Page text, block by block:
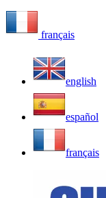
français
english
español
français